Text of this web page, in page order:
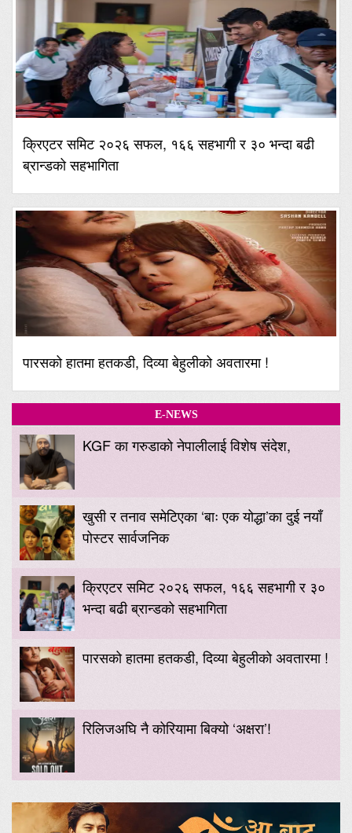
क्रिएटर समिट २०२६ सफल, १६६ सहभागी र ३० भन्दा बढी
ब्रान्डको सहभागिता
पारसको हातमा हतकडी, दिव्या बेहुलीको अवतारमा !
E-NEWS
KGF का गरुडाको नेपालीलाई विशेष संदेश,
खुसी र तनाव समेटिएका ‘बाः एक योद्धा’का दुई नयाँ
पोस्टर सार्वजनिक
क्रिएटर समिट २०२६ सफल, १६६ सहभागी र ३०
भन्दा बढी ब्रान्डको सहभागिता
पारसको हातमा हतकडी, दिव्या बेहुलीको अवतारमा !
रिलिजअघि नै कोरियामा बिक्यो ‘अक्षरा’!